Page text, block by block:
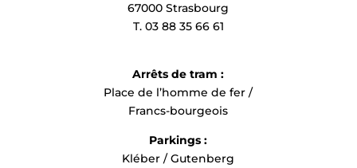
67000 Strasbourg
T. 03 88 35 66 61
Arrêts de tram :
Place de l’homme de fer /
Francs-bourgeois
Parkings :
Kléber / Gutenberg